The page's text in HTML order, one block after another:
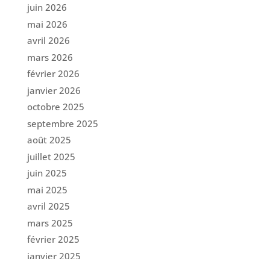
juin 2026
mai 2026
avril 2026
mars 2026
février 2026
janvier 2026
octobre 2025
septembre 2025
août 2025
juillet 2025
juin 2025
mai 2025
avril 2025
mars 2025
février 2025
janvier 2025